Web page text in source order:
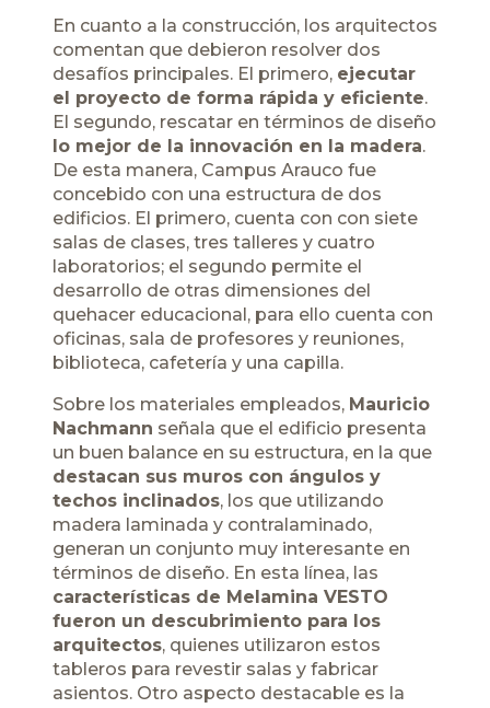
En cuanto a la construcción, los arquitectos
comentan que debieron resolver dos
desafíos principales. El primero, ejecutar
el proyecto de forma rápida y eficiente.
El segundo, rescatar en términos de diseño
lo mejor de la innovación en la madera.
De esta manera, Campus Arauco fue
concebido con una estructura de dos
edificios. El primero, cuenta con con siete
salas de clases, tres talleres y cuatro
laboratorios; el segundo permite el
desarrollo de otras dimensiones del
quehacer educacional, para ello cuenta con
oficinas, sala de profesores y reuniones,
biblioteca, cafetería y una capilla.
Sobre los materiales empleados, Mauricio
Nachmann señala que el edificio presenta
un buen balance en su estructura, en la que
destacan sus muros con ángulos y
techos inclinados, los que utilizando
madera laminada y contralaminado,
generan un conjunto muy interesante en
términos de diseño. En esta lí­nea, las
caracterí­sticas de Melamina VESTO
fueron un descubrimiento para los
arquitectos, quienes utilizaron estos
tableros para revestir salas y fabricar
asientos. Otro aspecto destacable es la